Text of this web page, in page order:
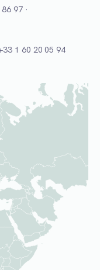
97 ·
1 60 20 05 94